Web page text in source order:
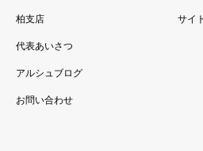
柏支店
代表あいさつ
アルシュブログ
お問い合わせ
サイ